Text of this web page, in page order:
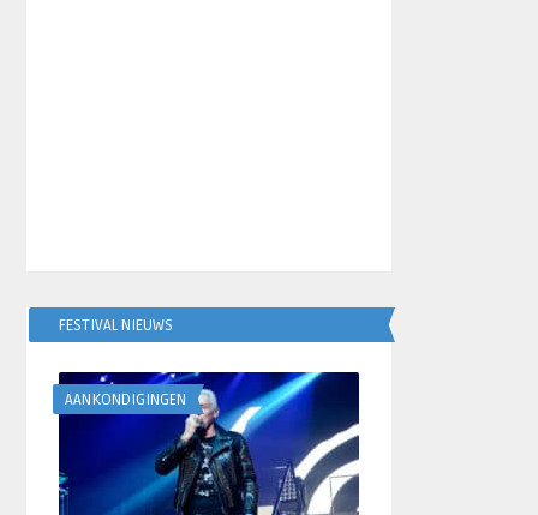
FESTIVAL NIEUWS
AANKONDIGINGEN